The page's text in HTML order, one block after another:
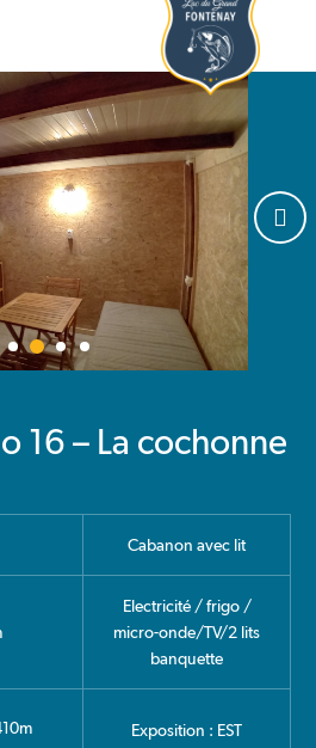
16 – La cochonne
Cabanon avec lit
Electricité / frigo /
micro-onde/TV/2 lits
banquette
Exposition : EST